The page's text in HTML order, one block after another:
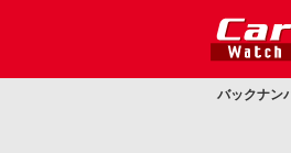
バックナン